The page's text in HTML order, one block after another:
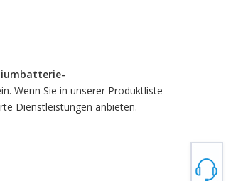
Wenn Sie in unserer Produktliste
Dienstleistungen anbieten.